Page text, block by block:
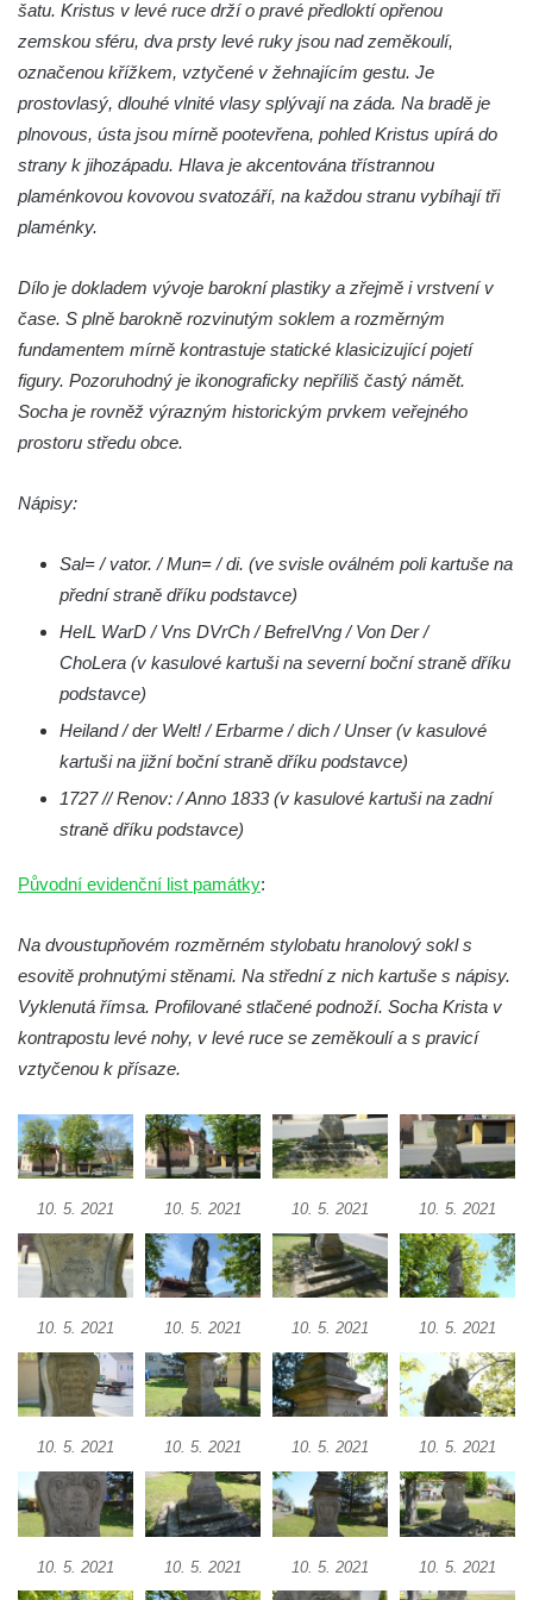
Českých Budějovicích
Pomník Vojtěcha Adalberta Lanny v parku
Na Sadech v Českých Budějovicích
Pomník Přemysla Otakara II. v parku Na
Sadech v Českých Budějovicích
Socha Mateřství v parku Na Sadech v
Českých Budějovicích
Poslední dochovaný tramvajový sloup na
Pražské třídě v Českých Budějovicích
Socha Civilizovaní na Husově třídě v
Českých Budějovicích
Sochy brouků u Mlýnské stoky v Českých
Socha svatého Vincence Ferrerského na
nádvoří kláštera dominikánů v Českých
Budějovicích
kláštera dominikánů v Českých
Budějovicích
Socha svatého Josefa na nádvoří kláštera
dominikánů v Českých Budějovicích
Socha svatého Dominika na nádvoří
kláštera dominikánů v Českých
Budějovicích
Sousoší Kalvárie před klášterem
Českých Budějovicích
Socha svatého Václava u pramene v
Semilech
Pamětní deska Tomáše Garrigue Masaryka
na radnici v Českých Budějovicích
Pamětní deska Josefa Hloucha na
biskupské rezidenci v Českých
Budějovicích
Socha žáby u rybníčku na Náměstí v
Kamenném Újezdě
Újezd a Krauchthal v parku na Náměstí v
šatu. Kristus v levé ruce drží o pravé předloktí opřenou
zemskou sféru, dva prsty levé ruky jsou nad zeměkoulí,
označenou křížkem, vztyčené v žehnajícím gestu. Je
prostovlasý, dlouhé vlnité vlasy splývají na záda. Na bradě je
plnovous, ústa jsou mírně pootevřena, pohled Kristus upírá do
strany k jihozápadu. Hlava je akcentována třístrannou
plaménkovou kovovou svatozáří, na každou stranu vybíhají tři
plaménky.
Dílo je dokladem vývoje barokní plastiky a zřejmě i vrstvení v
čase. S plně barokně rozvinutým soklem a rozměrným
fundamentem mírně kontrastuje statické klasicizující pojetí
figury. Pozoruhodný je ikonograficky nepříliš častý námět.
Socha je rovněž výrazným historickým prvkem veřejného
prostoru středu obce.
Nápisy:
Sal= / vator. / Mun= / di. (ve svisle oválném poli kartuše na
přední straně dříku podstavce)
HeIL WarD / Vns DVrCh / BefreIVng / Von Der /
ChoLera (v kasulové kartuši na severní boční straně dříku
podstavce)
Heiland / der Welt! / Erbarme / dich / Unser (v kasulové
kartuši na jižní boční straně dříku podstavce)
1727 // Renov: / Anno 1833 (v kasulové kartuši na zadní
straně dříku podstavce)
Původní evidenční list památky:
Na dvoustupňovém rozměrném stylobatu hranolový sokl s
esovitě prohnutými stěnami. Na střední z nich kartuše s nápisy.
Vyklenutá římsa. Profilované stlačené podnoží. Socha Krista v
kontrapostu levé nohy, v levé ruce se zeměkoulí a s pravicí
vztyčenou k přísaze.
10. 5. 2021 10. 5. 2021 10. 5. 2021 10. 5. 2021
10. 5. 2021 10. 5. 2021 10. 5. 2021 10. 5. 2021
10. 5. 2021 10. 5. 2021 10. 5. 2021 10. 5. 2021
10. 5. 2021 10. 5. 2021 10. 5. 2021 10. 5. 2021